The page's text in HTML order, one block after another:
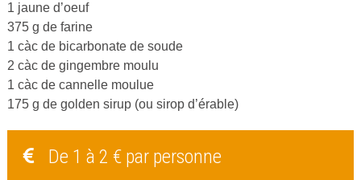
1 jaune d’oeuf
375 g de farine
1 càc de bicarbonate de soude
2 càc de gingembre moulu
1 càc de cannelle moulue
175 g de golden sirup (ou sirop d’érable)
De 1 à 2 € par personne